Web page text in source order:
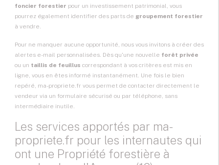
foncier forestier pour un investissement patrimonial, vous
pourrez également identifier des parts de groupement forestier
à vendre.
Pour ne manquer aucune opportunité, nous vous invitons à créer des
alertes e-mail personnalisées. Dès qu'une nouvelle forêt privée
ou un taillis de feuillus correspondant à vos critères est mis en
ligne, vous en êtes informé instantanément. Une fois le bien
repéré, ma-propriete.fr vous permet de contacter directement le
vendeur via un formulaire sécurisé ou par téléphone, sans
intermédiaire inutile.
Les services apportés par ma-
propriete.fr pour les internautes qui
ont une Propriété forestière à